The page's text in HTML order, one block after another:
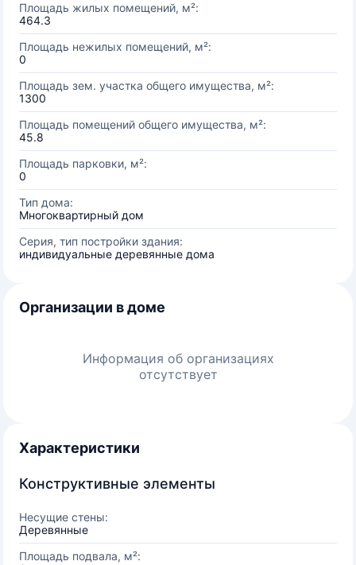
Площадь жилых помещений, м²:
464.3
Площадь нежилых помещений, м²:
0
Площадь зем. участка общего имущества, м²:
1300
Площадь помещений общего имущества, м²:
45.8
Площадь парковки, м²:
0
Тип дома:
Многоквартирный дом
Серия, тип постройки здания:
индивидуальные деревянные дома
Организации в доме
Информация об организациях
отсутствует
Характеристики
Конструктивные элементы
Несущие стены:
Деревянные
Площадь подвала, м²: